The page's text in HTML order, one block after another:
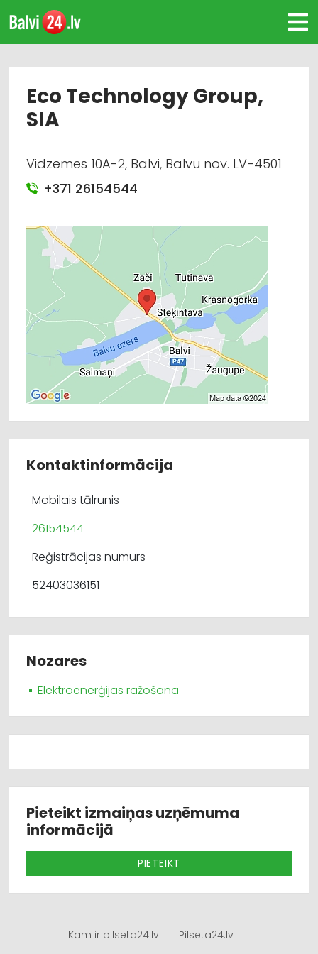
Eco Technology Group,
SIA
Vidzemes 10A-2, Balvi, Balvu nov. LV-4501
+371 26154544
Kontaktinformācija
Mobilais tālrunis
26154544
Reģistrācijas numurs
52403036151
Nozares
Elektroenerģijas ražošana
Pieteikt izmaiņas uzņēmuma
informācijā
PIETEIKT
Kam ir pilseta24.lv Pilseta24.lv